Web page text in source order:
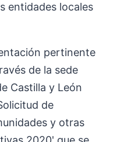
entidades locales
pertinente
de la sede
Castilla y León
de
y otras